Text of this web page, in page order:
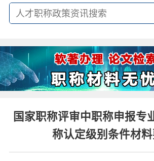
国家职称评审中职称申报专
称认定级别条件材